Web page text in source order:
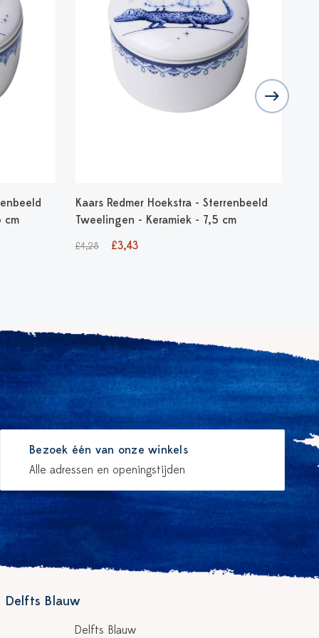
cm
Kaars Redmer Hoekstra - Sterrenbeeld
Tweelingen - Keramiek - 7,5 cm
£4,28 £3,43
Bezoek één van onze winkels
Alle adressen en openingstijden
Delfts Blauw
Delfts Blauw